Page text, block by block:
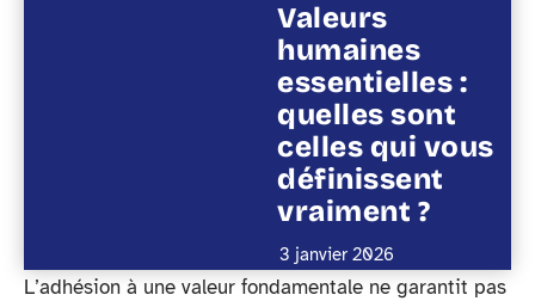
Valeurs
humaines
essentielles :
quelles sont
celles qui vous
définissent
vraiment ?
3 janvier 2026
L’adhésion à une valeur fondamentale ne garantit pas